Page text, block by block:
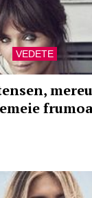
VEDETE